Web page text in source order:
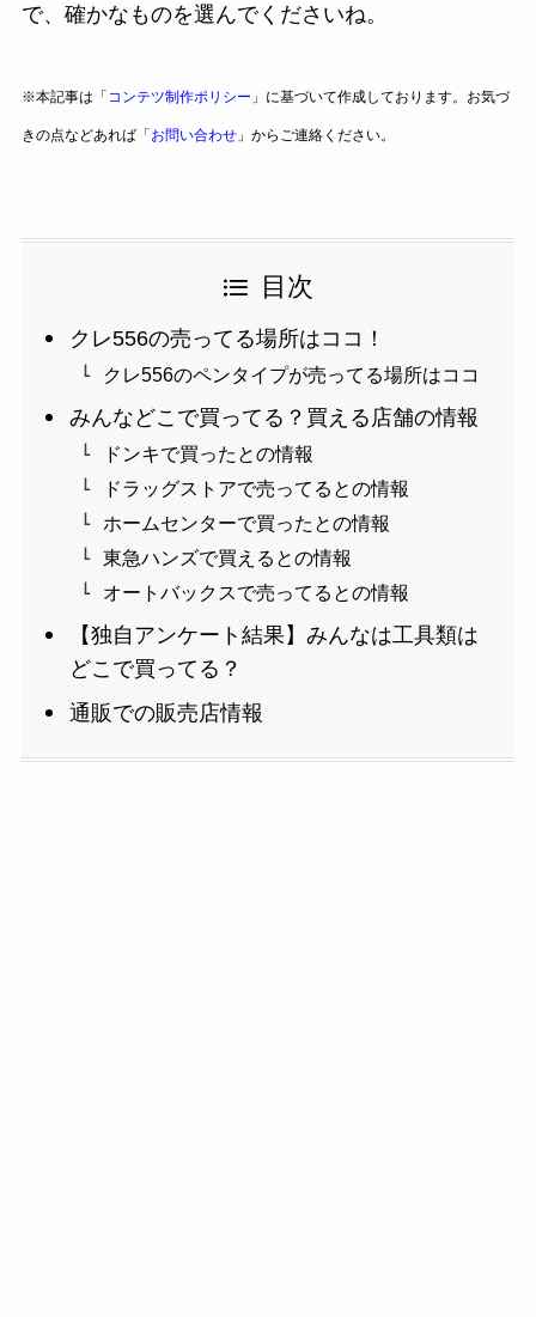
で、確かなものを選んでくださいね。
※本記事は「 コンテツ制作ポリシー 」に基づいて作成しております。お気づ
きの点などあれば「 お問い合わせ」からご連絡ください。
目次
クレ556の売ってる場所はココ！
クレ556のペンタイプが売ってる場所はココ
みんなどこで買ってる？買える店舗の情報
ドンキで買ったとの情報
ドラッグストアで売ってるとの情報
ホームセンターで買ったとの情報
東急ハンズで買えるとの情報
オートバックスで売ってるとの情報
【独自アンケート結果】みんなは工具類は
どこで買ってる？
通販での販売店情報